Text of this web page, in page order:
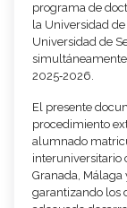
programa de
la Universidad
Universidad de
2025‑2026.
El presente
procedimiento
alumnado
interuniversitario
Granada,
garantizando los